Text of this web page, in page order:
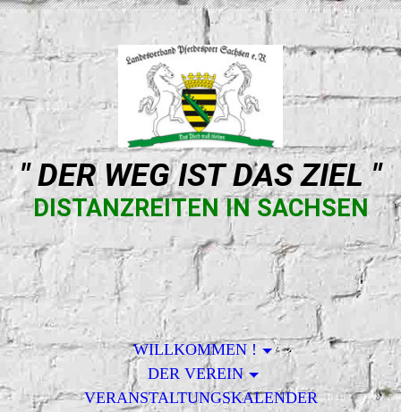
" DER WEG IST DAS ZIEL "
DISTANZREITEN IN SACHSEN
WILLKOMMEN !
DER VEREIN
VERANSTALTUNGSKALENDER